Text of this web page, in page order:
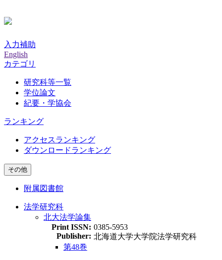
入力補助
English
カテゴリ
研究科等一覧
学位論文
紀要・学協会
ランキング
アクセスランキング
ダウンロードランキング
その他
附属図書館
法学研究科
北大法学論集
Print ISSN: 0385-5953
Publisher: 北海道大学大学院法学研究科
第48巻